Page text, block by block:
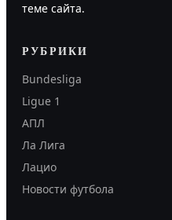
теме сайта.
РУБРИКИ
Bundesliga
Ligue 1
АПЛ
Ла Лига
Лацио
Новости футбола